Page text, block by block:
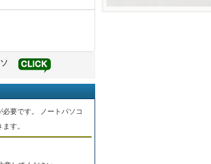
要です。 ノートパソコ
す。